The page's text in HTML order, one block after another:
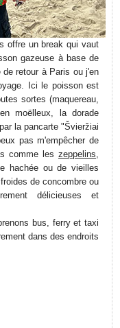
offre un break qui vaut
gazeuse à base de
retour à Paris ou j'en
Ici le poisson est
sortes (maquereau,
moëlleux, la dorade
la pancarte "Švieržiai
pas m'empêcher de
comme les zeppelins
hachée ou de vieilles
de concombre ou
délicieuses et
bus, ferry et taxi
dans des endroits